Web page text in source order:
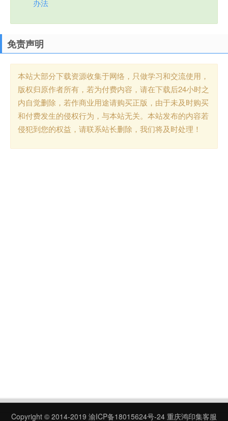
办法
免责声明
本站大部分下载资源收集于网络，只做学习和交流使用，
版权归原作者所有，若为付费内容，请在下载后24小时之
内自觉删除，若作商业用途请购买正版，由于未及时购买
和付费发生的侵权行为，与本站无关。本站发布的内容若
侵犯到您的权益，请联系站长删除，我们将及时处理！
Copyright © 2014-2019 渝ICP备18015624号-24 重庆鸿印集客服